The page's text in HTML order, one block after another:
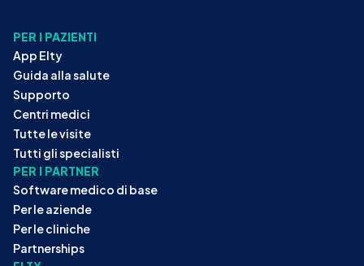
PER I PAZIENTI
App Elty
Guida alla salute
Supporto
Centri medici
Tutte le visite
Tutti gli specialisti
PER I PARTNER
Software medico di base
Per le aziende
Per le cliniche
Partnerships